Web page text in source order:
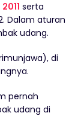
serta
Dalam aturan
udang.
di
pernah
udang di